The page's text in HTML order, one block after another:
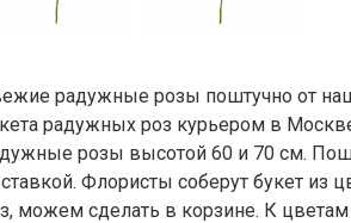
радужные розы поштучно от
радужных роз курьером в
розы высотой 60 и 70 см.
Флористы соберут букет из
можем сделать в корзине. К